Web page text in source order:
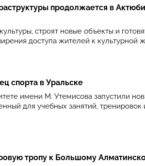
продолжается в
строят новые объекты и
доступа жителей к культурной
спорта в Уральске
имени М. Утемисова запустили
для учебных занятий, тренировок
тропу к Большому